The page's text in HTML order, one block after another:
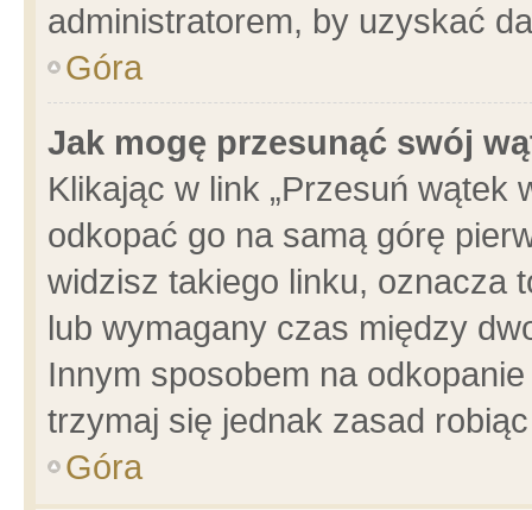
administratorem, by uzyskać
Góra
Jak mogę przesunąć swój
Klikając w link „Przesuń wątek
odkopać go na samą górę
widzisz takiego linku, oznacza
lub wymagany czas między
Innym sposobem na
trzymaj się jednak zasad
Góra